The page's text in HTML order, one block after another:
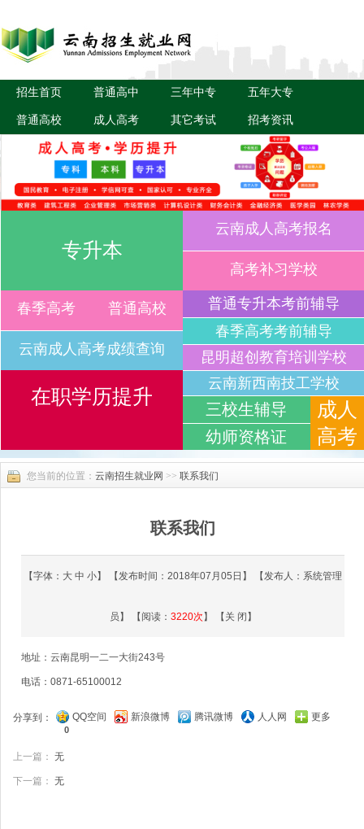
招生首页 普通高中 三年中专 五年大专
普通高校 成人高考 其它考试 招考资讯
专升本
云南成人高考报名
高考补习学校
春季高考 普通高校
云南成人高考成绩查询
普通专升本考前辅导
春季高考考前辅导
昆明超创教育培训学校
在职学历提升
云南新西南技工学校
三校生辅导
幼师资格证
成人
高考
您当前的位置： 云南招生就业网 >> 联系我们
联系我们
【字体： 大 中 小】 【发布时间：2018年07月05日】 【发布人：系统管理
员】 【阅读： 3220次 】 【 关 闭 】
地址：云南昆明一二一大街243号
电话：0871-65100012
分享到： QQ空间 新浪微博 腾讯微博 人人网 更多
0
上一篇： 无
下一篇： 无